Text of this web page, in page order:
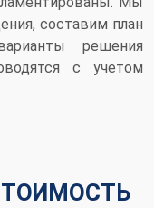
составим план
решения
с учетом